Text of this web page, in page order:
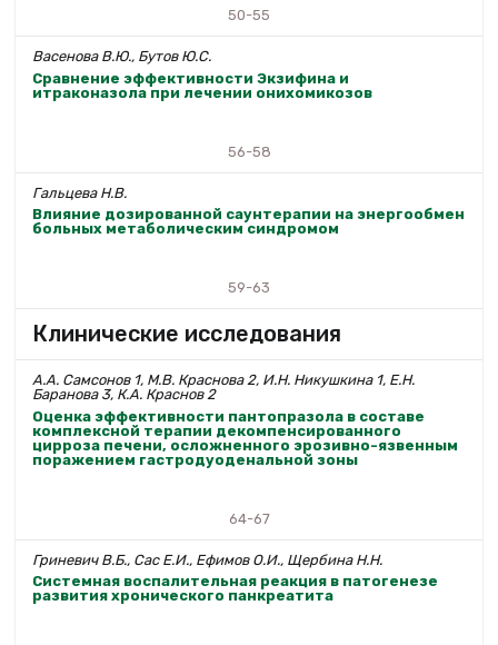
50-55
Васенова В.Ю., Бутов Ю.С.
Сравнение эффективности Экзифина и
итраконазола при лечении онихомикозов
56-58
Гальцева Н.В.
Влияние дозированной саунтерапии на энергообмен
больных метаболическим синдромом
59-63
Клинические исследования
А.А. Самсонов 1, М.В. Краснова 2, И.Н. Никушкина 1, Е.Н.
Баранова 3, К.А. Краснов 2
Оценка эффективности пантопразола в составе
комплексной терапии декомпенсированного
цирроза печени, осложненного эрозивно-язвенным
поражением гастродуоденальной зоны
64-67
Гриневич В.Б., Сас Е.И., Ефимов О.И., Щербина Н.Н.
Системная воспалительная реакция в патогенезе
развития хронического панкреатита